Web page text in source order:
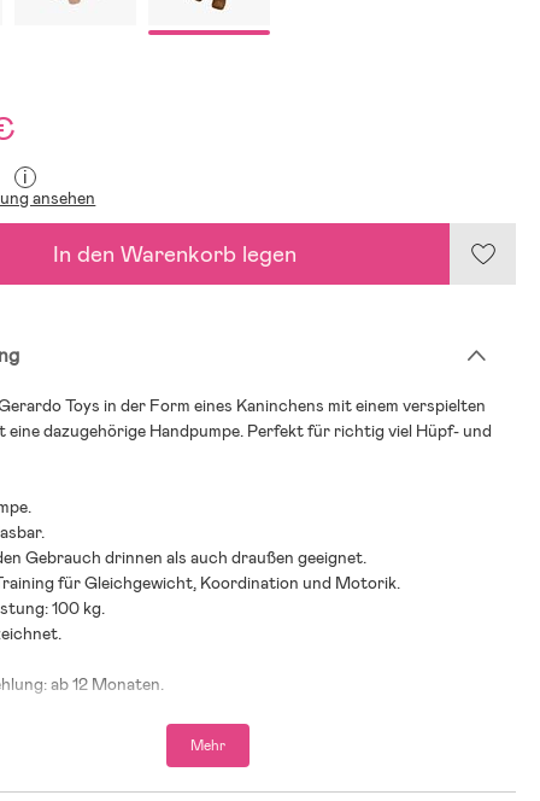
i
ansehen
In den Warenkorb legen
Toys in der Form eines Kaninchens mit einem verspielten
eine dazugehörige Handpumpe. Perfekt für richtig viel Hüpf- und
Gebrauch drinnen als auch draußen geeignet.
für Gleichgewicht, Koordination und Motorik.
100 kg.
ab 12 Monaten.
Mehr